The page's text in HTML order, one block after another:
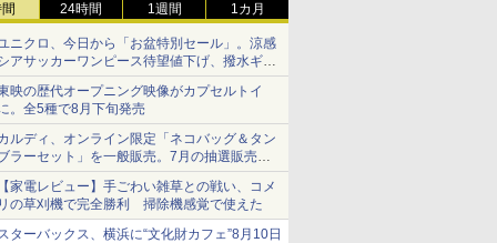
24時間 1週間 1カ月
ニクロ、今日から「お盆特別セール」。涼感
アサッカーワンピース待望値下げ、撥水ギア
ョーツは1990円に
映の歴代オープニング映像がカプセルトイ
。全5種で8月下旬発売
ルディ、オンライン限定「ネコバッグ＆タン
ラーセット」を一般販売。7月の抽選販売の
選無効分
家電レビュー】手ごわい雑草との戦い、コメ
の草刈機で完全勝利 掃除機感覚で使えた
ターバックス、横浜に“文化財カフェ”8月10日